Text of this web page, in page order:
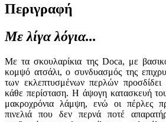
Περιγραφή
Με λίγα λόγια...
Με τα σκουλαρίκια της Doca, με
κομψό ατσάλι, ο συνδυασμός της
των εκλεπτυσμένων περλών
κάθε περίσταση. Η άψογη κατασκευή
μακροχρόνια λάμψη, ενώ οι πέρλες
πινελιά που δεν περνά ποτέ